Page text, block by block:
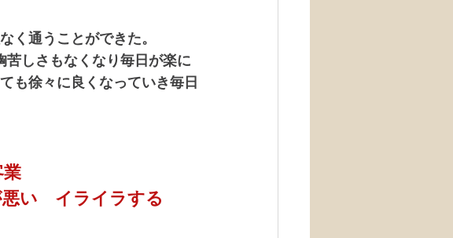
く通うことができた。
しさもなくなり毎日が楽に
も徐々に良くなっていき毎日
い　イライラする